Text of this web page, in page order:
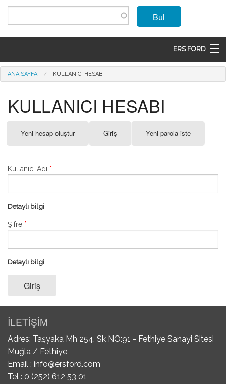
Ana içeriğe atla
Bul
ERS FORD
ANASAYFA
MODELLER
ÜRÜNLER
GIRIŞ
SEPET
Buradasınız
ANA SAYFA KULLANICI HESABI
KULLANICI HESABI
Birincil sekmeler
Yeni hesap oluştur Giriş
sekme)
Yeni parola iste
Kullanıcı Adı *
Detaylı bilgi
Şifre *
Detaylı bilgi
Giriş
İLETİŞİM
Adres: Taşyaka Mh 254. Sk NO:91 - Fethiye Sanayi Sitesi
Muğla / Fethiye
Email : info@ersford.com
Tel : 0 (252) 612 53 01